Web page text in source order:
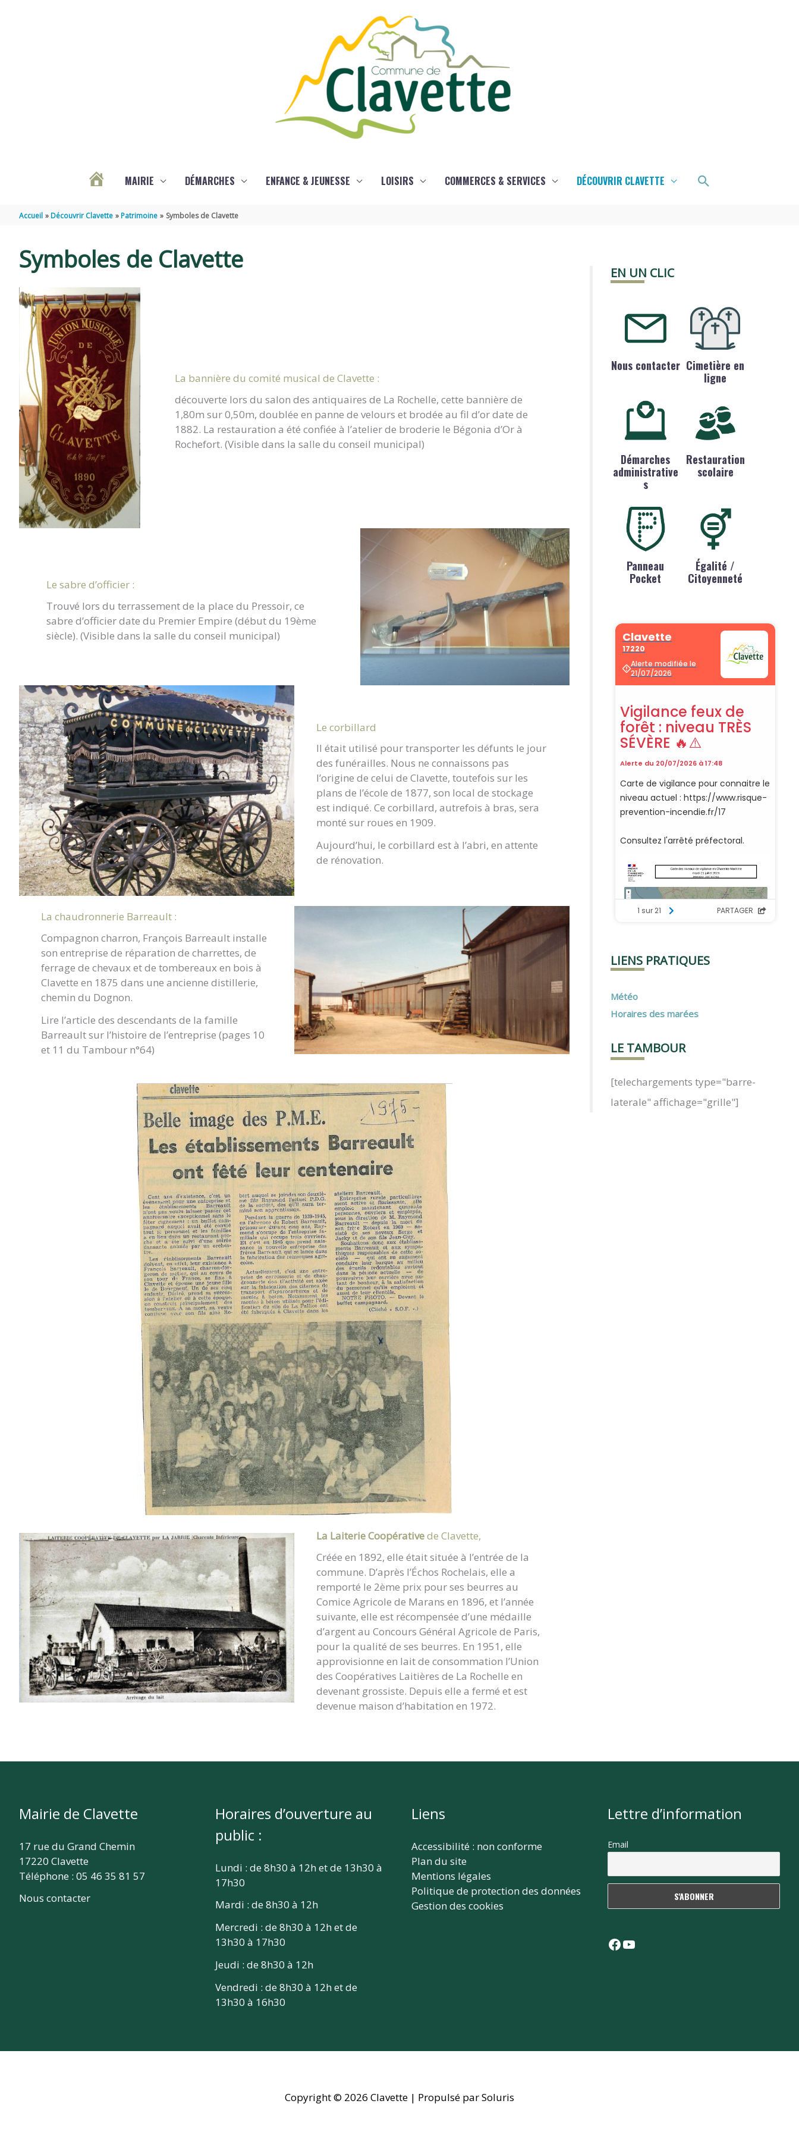
MAIRIE DÉMARCHES ENFANCE & JEUNESSE LOISIRS COMMERCES & SERVICES DÉCOUVRIR CLAVETTE Rechercher
Accueil Découvrir Clavette Patrimoine Symboles de Clavette
Symboles de Clavette
La bannière du comité musical de Clavette :
découverte lors du salon des antiquaires de La Rochelle, cette bannière de
1,80m sur 0,50m, doublée en panne de velours et brodée au fil d’or date de
1882. La restauration a été confiée à l’atelier de broderie le Bégonia d’Or à
Rochefort. (Visible dans la salle du conseil municipal)
Le sabre d’officier :
Trouvé lors du terrassement de la place du Pressoir, ce
sabre d’officier date du Premier Empire (début du 19ème
siècle). (Visible dans la salle du conseil municipal)
Le corbillard
Il était utilisé pour transporter les défunts le jour
des funérailles. Nous ne connaissons pas
l’origine de celui de Clavette, toutefois sur les
plans de l’école de 1877, son local de stockage
est indiqué. Ce corbillard, autrefois à bras, sera
monté sur roues en 1909.
Aujourd’hui, le corbillard est à l’abri, en attente
de rénovation.
La chaudronnerie Barreault :
Compagnon charron, François Barreault installe
son entreprise de réparation de charrettes, de
ferrage de chevaux et de tombereaux en bois à
Clavette en 1875 dans une ancienne distillerie,
chemin du Dognon.
Lire l’article des descendants de la famille
Barreault sur l’histoire de l’entreprise (pages 10
et 11 du Tambour n°64)
La Laiterie Coopérativede Clavette,
Créée en 1892, elle était située à l’entrée de la
commune. D’après l’Échos Rochelais, elle a
remporté le 2ème prix pour ses beurres au
Comice Agricole de Marans en 1896, et l’année
suivante, elle est récompensée d’une médaille
d’argent au Concours Général Agricole de Paris,
pour la qualité de ses beurres. En 1951, elle
approvisionne en lait de consommation l’Union
des Coopératives Laitières de La Rochelle en
devenant grossiste. Depuis elle a fermé et est
devenue maison d’habitation en 1972.
EN UN CLIC
Nous contacter Cimetière en
ligne
Démarches
administrative
s
Restauration
scolaire
Panneau
Pocket
Égalité /
Citoyenneté
LIENS PRATIQUES
Météo
Horaires des marées
LE TAMBOUR
[telechargements type="barre-
laterale" affichage="grille"]
Mairie de Clavette
17 rue du Grand Chemin
17220 Clavette
Téléphone : 05 46 35 81 57
Nous contacter
Horaires d’ouverture au
public :
Lundi : de 8h30 à 12h et de 13h30 à
17h30
Mardi : de 8h30 à 12h
Mercredi : de 8h30 à 12h et de
13h30 à 17h30
Jeudi : de 8h30 à 12h
Vendredi : de 8h30 à 12h et de
13h30 à 16h30
Liens
Accessibilité : non conforme
Plan du site
Mentions légales
Politique de protection des données
Gestion des cookies
Lettre d’information
Email
Facebook
YouTube
Copyright © 2026 Clavette | Propulsé par Soluris